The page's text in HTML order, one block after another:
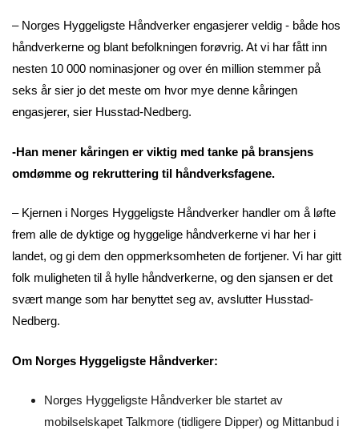
– Norges Hyggeligste Håndverker engasjerer veldig - både hos
håndverkerne og blant befolkningen forøvrig. At vi har fått inn
nesten 10 000 nominasjoner og over én million stemmer på
seks år sier jo det meste om hvor mye denne kåringen
engasjerer, sier Husstad-Nedberg.
-Han mener kåringen er viktig med tanke på bransjens
omdømme og rekruttering til håndverksfagene.
– Kjernen i Norges Hyggeligste Håndverker handler om å løfte
frem alle de dyktige og hyggelige håndverkerne vi har her i
landet, og gi dem den oppmerksomheten de fortjener. Vi har gitt
folk muligheten til å hylle håndverkerne, og den sjansen er det
svært mange som har benyttet seg av, avslutter Husstad-
Nedberg.
Om Norges Hyggeligste Håndverker:
Norges Hyggeligste Håndverker ble startet av
mobilselskapet Talkmore (tidligere Dipper) og Mittanbud i